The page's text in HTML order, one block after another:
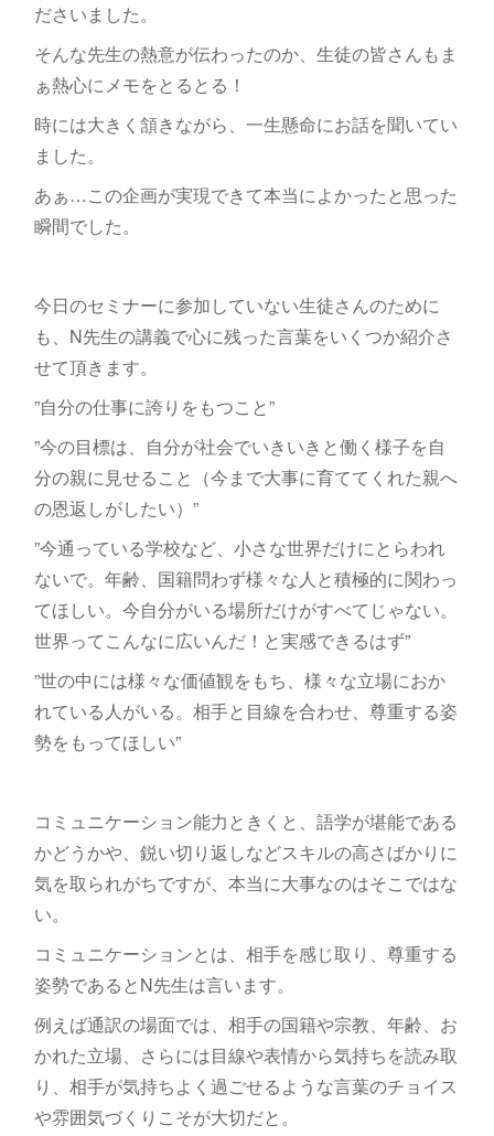
ださいました。
そんな先生の熱意が伝わったのか、生徒の皆さんもま
ぁ熱心にメモをとるとる！
時には大きく頷きながら、一生懸命にお話を聞いてい
ました。
あぁ…この企画が実現できて本当によかったと思った
瞬間でした。
今日のセミナーに参加していない生徒さんのために
も、N先生の講義で心に残った言葉をいくつか紹介さ
せて頂きます。
”自分の仕事に誇りをもつこと”
”今の目標は、自分が社会でいきいきと働く様子を自
分の親に見せること（今まで大事に育ててくれた親へ
の恩返しがしたい）”
”今通っている学校など、小さな世界だけにとらわれ
ないで。年齢、国籍問わず様々な人と積極的に関わっ
てほしい。今自分がいる場所だけがすべてじゃない。
世界ってこんなに広いんだ！と実感できるはず”
”世の中には様々な価値観をもち、様々な立場におか
れている人がいる。相手と目線を合わせ、尊重する姿
勢をもってほしい”
コミュニケーション能力ときくと、語学が堪能である
かどうかや、鋭い切り返しなどスキルの高さばかりに
気を取られがちですが、本当に大事なのはそこではな
い。
コミュニケーションとは、相手を感じ取り、尊重する
姿勢であるとN先生は言います。
例えば通訳の場面では、相手の国籍や宗教、年齢、お
かれた立場、さらには目線や表情から気持ちを読み取
り、相手が気持ちよく過ごせるような言葉のチョイス
や雰囲気づくりこそが大切だと。